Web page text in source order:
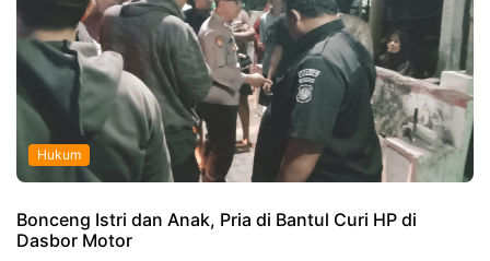
Hukum
Bonceng Istri dan Anak, Pria di Bantul Curi HP di
Dasbor Motor